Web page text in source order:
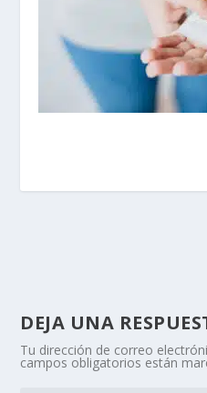
DEJA UNA
Tu dirección de correo
campos obligatorios están